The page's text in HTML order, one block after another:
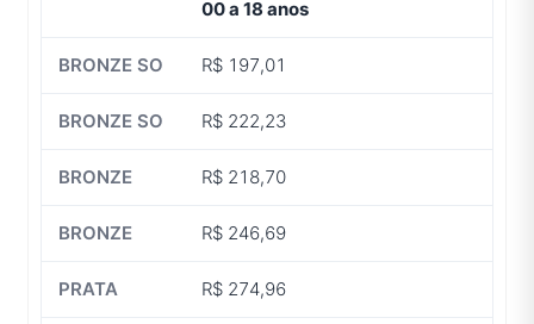
00 a 18 anos
R$ 197,01
R$ 222,23
R$ 218,70
R$ 246,69
R$ 274,96